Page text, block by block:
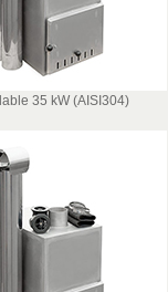
35 kW (AISI304)